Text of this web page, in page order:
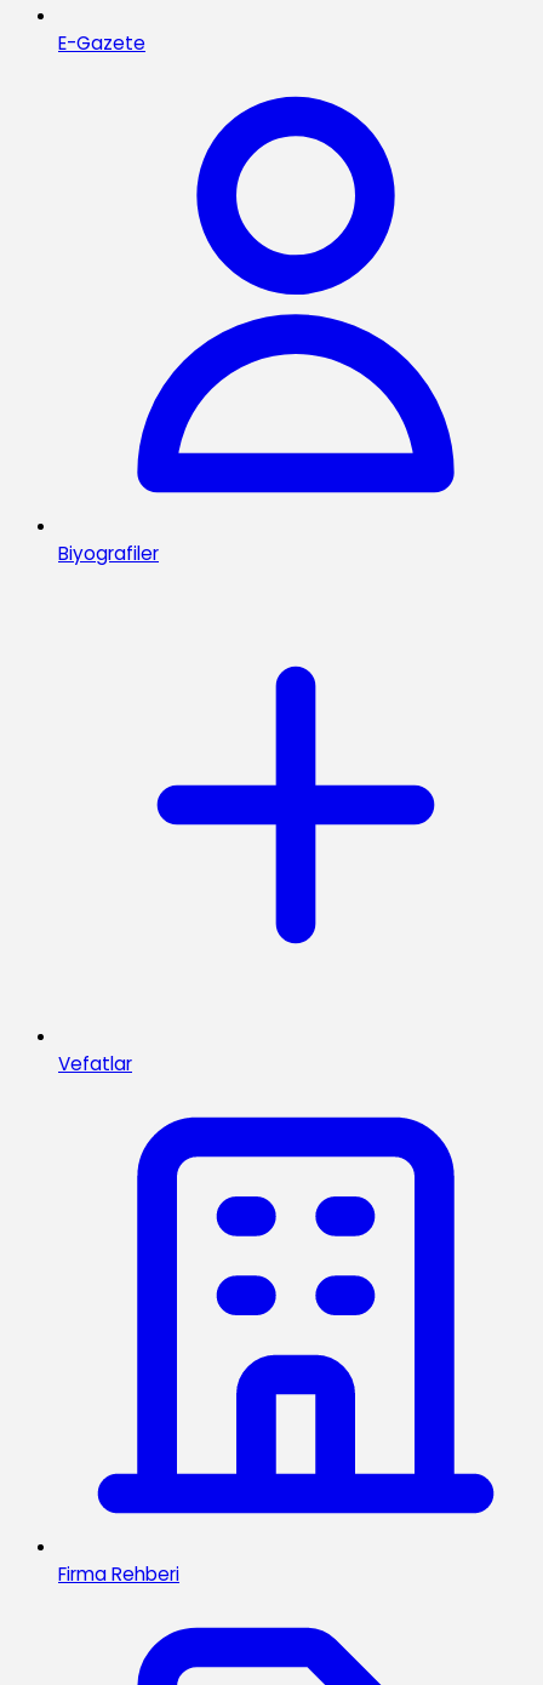
E-Gazete
Biyografiler
Vefatlar
Firma Rehberi